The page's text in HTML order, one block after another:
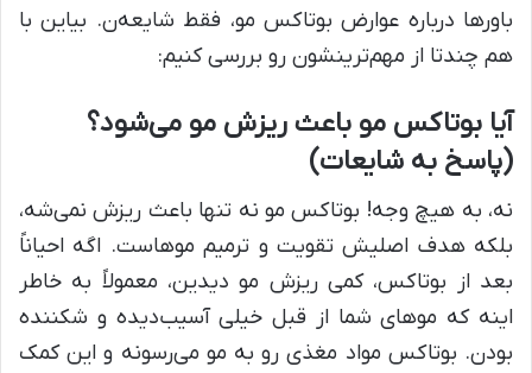
باورها درباره عوارض بوتاکس مو، فقط شایعه‌ن. بیاین با
هم چندتا از مهم‌ترینشون رو بررسی کنیم:
آیا بوتاکس مو باعث ریزش مو می‌شود؟
(پاسخ به شایعات)
نه، به هیچ وجه! بوتاکس مو نه تنها باعث ریزش نمی‌شه،
بلکه هدف اصلیش تقویت و ترمیم موهاست. اگه احیاناً
بعد از بوتاکس، کمی ریزش مو دیدین، معمولاً به خاطر
اینه که موهای شما از قبل خیلی آسیب‌دیده و شکننده
بودن. بوتاکس مواد مغذی رو به مو می‌رسونه و این کمک